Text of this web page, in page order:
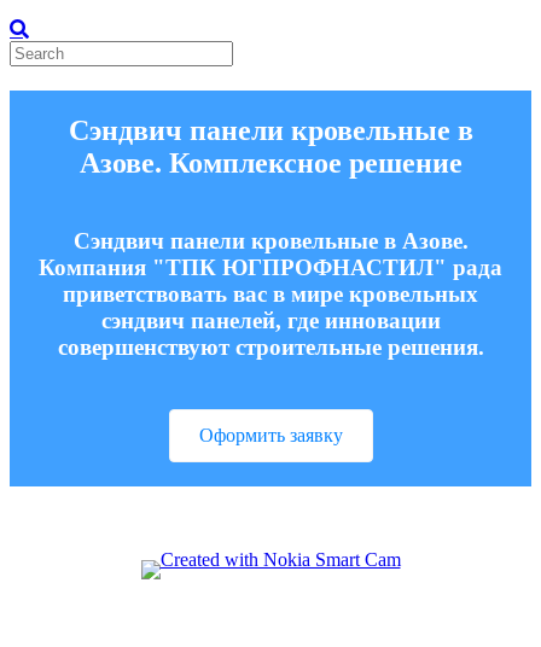
Сэндвич панели кровельные в
Азове. Комплексное решение
Сэндвич панели кровельные в Азове.
Компания "ТПК ЮГПРОФНАСТИЛ" рада
приветствовать вас в мире кровельных
сэндвич панелей, где инновации
совершенствуют строительные решения.
Оформить заявку